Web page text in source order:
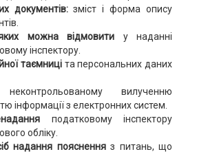
документів:зміст і форма опису
можна відмовити у наданні
інспектору.
таємниці та персональних даних
вилученню
інформації з електронних систем.
податковому інспектору
обліку.
надання поясненняз питань, що